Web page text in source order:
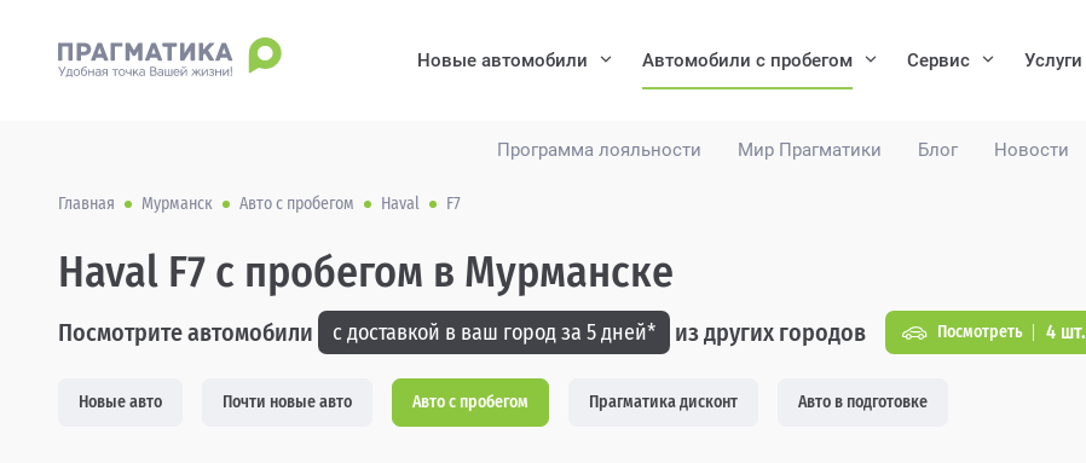
Программа лояльности Мир Прагматики Блог Новости
Новые автомобили Автомобили с пробегом Сервис Услуги
Главная Мурманск Авто с пробегом Haval F7
Haval F7 с пробегом в Мурманске
Посмотрите автомобили с доставкой в ваш город за 5 дней* из других городов Посмотреть 4 шт.
Новые авто Почти новые авто Авто с пробегом Прагматика дисконт Авто в подготовке